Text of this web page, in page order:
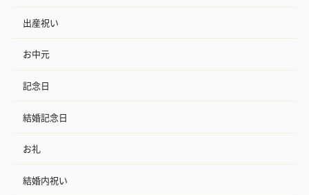
出産祝い
お中元
記念日
結婚記念日
お礼
結婚内祝い